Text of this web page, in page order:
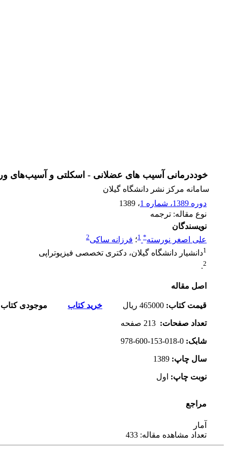
خوددرمانی آسیب های عضلانی - اسکلتی و آسیب‌های
سامانه مرکز نشر دانشگاه گیلان
دوره 1389، شماره 1
، 1389
نوع مقاله: ترجمه
نویسندگان
علی اصغر نورسته*
1؛ فرزانه ساکی2
1دانشیار دانشگاه گیلان، دکتری تخصصی فیزیوتراپی
2
.
اصل مقاله
قیمت کتاب: ریال خرید کتاب موجودی
تعداد صفحات:
شابک:
سال چاپ:
نوبت چاپ: اول
مراجع
آمار
تعداد مشاهده مقاله: 433